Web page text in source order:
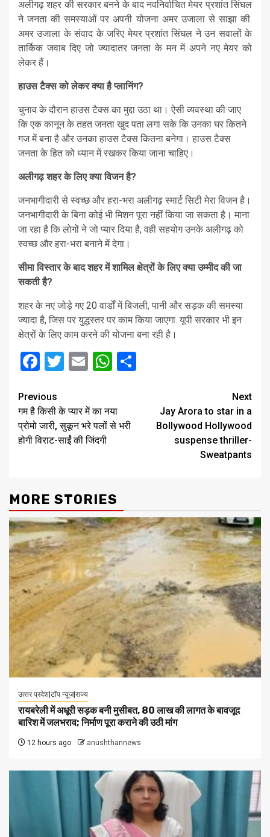
अलीगढ़ शहर की सरकार बनने के बाद नवनिर्वाचित मेयर प्रशांत सिंघल
ने जनता की समस्याओं पर अपनी योजना अमर उजाला से साझा की.
अमर उजाला के संवाद के जरिए मेयर प्रशांत सिंघल ने उन सवालों के
तार्किक जवाब दिए जो ज्यादातर जनता के मन में अपने नए मेयर को
लेकर हैं।
हाउस टैक्स को लेकर क्या है प्लानिंग?
चुनाव के दौरान हाउस टैक्स का मुद्दा उठा था। ऐसी व्यवस्था की जाए
कि एक कानून के तहत जनता खुद पता लगा सके कि उनका घर कितने
गज में बना है और उनका हाउस टैक्स कितना बनेगा। हाउस टैक्स
जनता के हित को ध्यान में रखकर किया जाना चाहिए।
अलीगढ़ शहर के लिए क्या विजन है?
जनभागीदारी से स्वच्छ और हरा-भरा अलीगढ़ स्मार्ट सिटी मेरा विजन है।
जनभागीदारी के बिना कोई भी मिशन पूरा नहीं किया जा सकता है। माना
जा रहा है कि लोगों ने जो प्यार दिया है, वही सहयोग उनके अलीगढ़ को
स्वच्छ और हरा-भरा बनाने में देगा।
सीमा विस्तार के बाद शहर में शामिल क्षेत्रों के लिए क्या उम्मीद की जा
सकती है?
शहर के नए जोड़े गए 20 वार्डों में बिजली, पानी और सड़क की समस्या
ज्यादा है, जिस पर युद्धस्तर पर काम किया जाएगा. यूपी सरकार भी इन
क्षेत्रों के लिए काम करने की योजना बना रही है।
Facebook
Twitter
EmailWhatsApp
Post
navigation
Previous
गम है किसी के प्यार में का नया
प्रोमो जारी, सुकून भरे पलों से भरी
होगी विराट-साईं की जिंदगी
Next
Jay Arora to star in a
Bollywood Hollywood
suspense thriller-
Sweatpants
MORE STORIES
उत्‍तर प्रदेश|टॉप न्यूज़|राज्य
रायबरेली में अधूरी सड़क बनी मुसीबत, 80 लाख की लागत के बावजूद
बारिश में जलभराव; निर्माण पूरा कराने की उठी मांग
12 hours ago anushthannews